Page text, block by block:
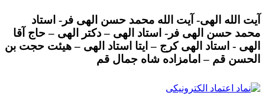
آیت الله الهی- آیت الله محمد حسن الهی فر- استاد
محمد حسن الهی فر- استاد الهی – دکتر الهی – حاج آقا
الهی - استاد الهی کرج – ایتا استاد الهی – هیئت حجت بن
الحسن قم – امامزاده شاه جمال قم